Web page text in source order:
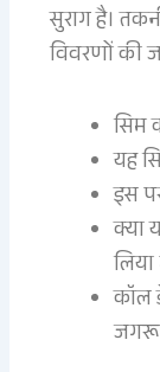
सुराग है।
विवरणों की
सिम
यह
इस
क्या
कॉल